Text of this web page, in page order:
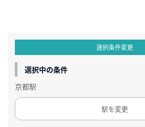
選択条件変更
選択中の条件
京都駅
駅を変更